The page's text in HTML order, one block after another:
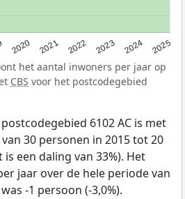
2020 2021 2022 2023 2024 2025
het aantal inwoners per jaar op
CBS voor het postcodegebied
6102 AC is met
30 personen in 2015 tot 20
een daling van 33%). Het
jaar over de hele periode van
-1 persoon (-3,0%).